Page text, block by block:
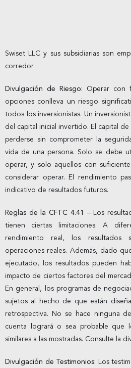
Swiset LLC y sus subsidiarias son
corredor.
Divulgación de Riesgo: Operar con
opciones conlleva un riesgo
todos los inversionistas. Un
del capital inicial invertido. El capital
perderse sin comprometer la
vida de una persona. Solo se debe
operar, y solo aquellos con
considerar operar. El rendimiento
indicativo de resultados futuros.
Reglas de la CFTC 4.41
– Los
tienen ciertas limitaciones. A
rendimiento real, los resultados
operaciones reales. Además, dado
ejecutado, los resultados pueden
impacto de ciertos factores del
En general, los programas de
sujetos al hecho de que están
retrospectiva. No se hace ninguna
cuenta logrará o sea probable que
similares a las mostradas. Consulte la
Divulgación de Testimonios: Los